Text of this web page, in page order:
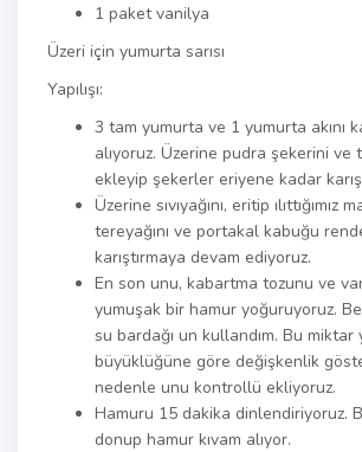
1 paket vanilya
Üzeri için yumurta sarısı
Yapılışı:
3 tam yumurta ve 1 yumurta akını
alıyoruz. Üzerine pudra şekerini ve
ekleyip şekerler eriyene kadar
Üzerine sıvıyağını, eritip ılıttığımız
tereyağını ve portakal kabuğu
karıştırmaya devam ediyoruz.
En son unu, kabartma tozunu ve
yumuşak bir hamur yoğuruyoruz.
su bardağı un kullandım. Bu miktar
büyüklüğüne göre değişkenlik
nedenle unu kontrollü ekliyoruz.
Hamuru 15 dakika dinlendiriyoruz.
donup hamur kıvam alıyor.